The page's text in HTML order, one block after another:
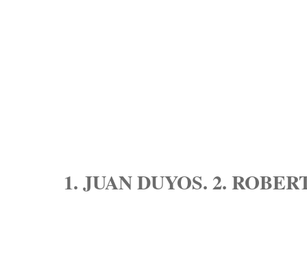
1. JUAN DUYOS. 2.